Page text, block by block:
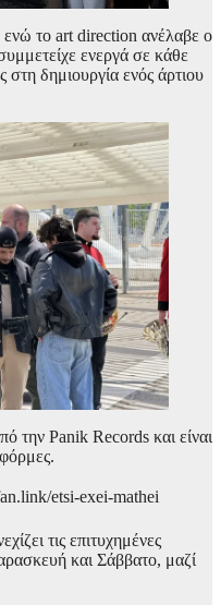
το art direction ανέλαβε ο
ενεργά σε κάθε
δημιουργία ενός άρτιου
την Panik Records και είναι
etsi-exei-mathei
τις επιτυχημένες
και Σάββατο, μαζί